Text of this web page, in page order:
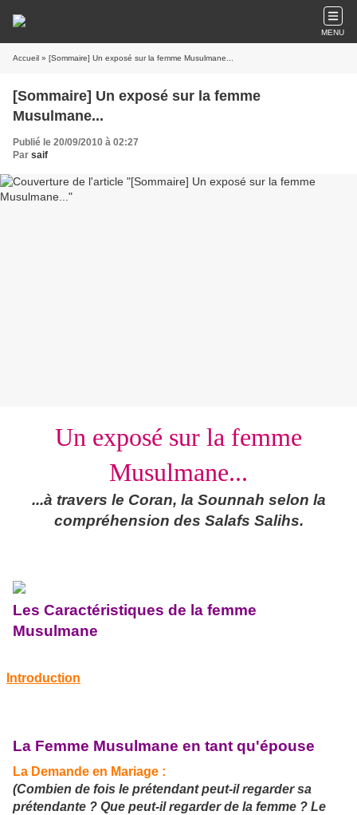
MENU
Accueil » [Sommaire] Un exposé sur la femme Musulmane...
[Sommaire] Un exposé sur la femme
Musulmane...
Publié le 20/09/2010 à 02:27
Par saif
Un exposé sur la femme
Musulmane...
...à travers le Coran, la Sounnah selon la
compréhension des Salafs Salihs.
Les Caractéristiques de la femme
Musulmane
Introduction
La Femme Musulmane en tant qu'épouse
La Demande en Mariage :
(Combien de fois le prétendant peut-il regarder sa
prétendante ? Que peut-il regarder de la femme ? Le